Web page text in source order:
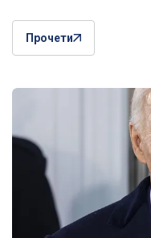
Прочети